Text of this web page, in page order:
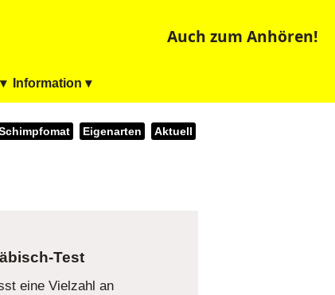
Auch zum Anhören!
Information ▾
Eigenarten Aktuell
Test
eine Vielzahl an